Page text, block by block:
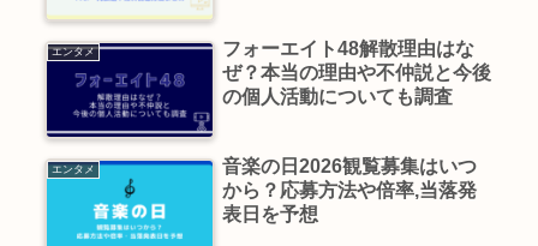
エンタメ
フォーエイト48解散理由はな
ぜ？本当の理由や不仲説と今後
の個人活動についても調査
エンタメ
音楽の日2026観覧募集はいつ
から？応募方法や倍率,当落発
表日を予想